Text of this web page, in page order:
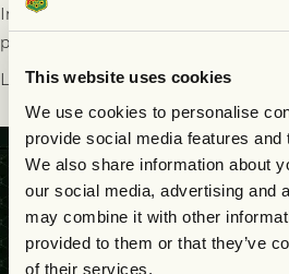
This website uses cookies
We use cookies to personalise
provide social media features and
We also share information about
our social media, advertising and
may combine it with other
provided to them or that they’ve
of their services.
Imorgon söndag spelar GAIS herrar
på Gamla Ullevi med avspark kl
ledarstaben har tagit ut följande
Läs mer